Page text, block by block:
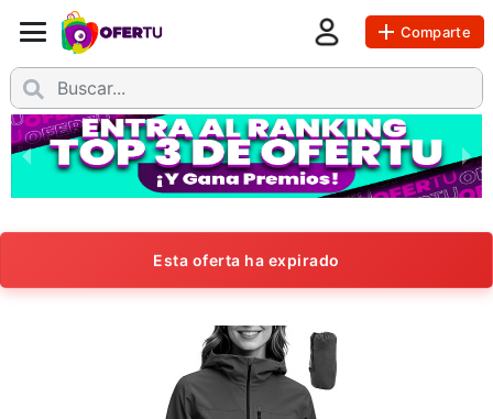
Comparte
Esta oferta ha expirado